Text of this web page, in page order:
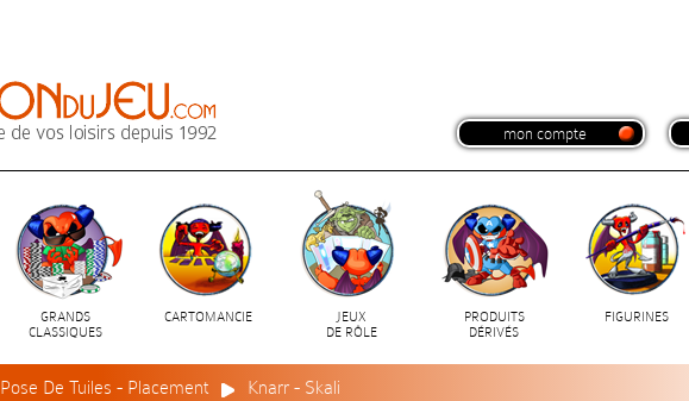
mon compte
GRANDS
CLASSIQUES
CARTOMANCIE
JEUX
DE RÔLE
PRODUITS
DÉRIVÉS
FIGURINES
Pose De Tuiles - Placement Knarr - Skali